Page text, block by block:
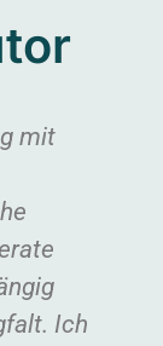
mit
Ich